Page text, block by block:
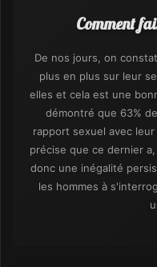
Comment
De nos jours, on
plus en plus sur leur
elles et cela est une
démontré que 63%
rapport sexuel avec
précise que ce dernier
donc une inégalité
les hommes à